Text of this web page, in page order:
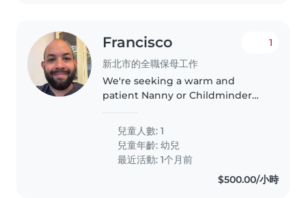
Francisco
新北市的全職保母工作
1
We're seeking a warm and
patient Nanny or Childminder
years old. He is full of energy,
loves to play, and enjoys creative
activities. We speak English,..
兒童人數: 1
兒童年齡:幼兒
最近活動: 1个月前
$500.00/小時